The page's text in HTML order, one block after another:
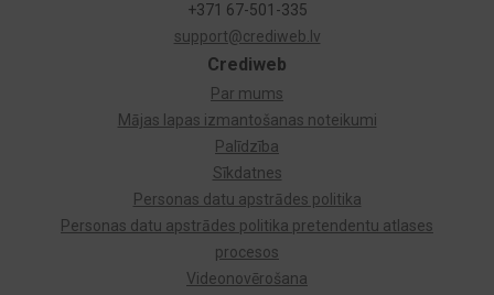
Crediweb
Par mums
Mājas lapas izmantošanas noteikumi
Palīdzība
Sīkdatnes
Personas datu apstrādes politika
Personas datu apstrādes politika pretendentu atlases
procesos
Videonovērošana
+371 67-501-335
support@crediweb.lv